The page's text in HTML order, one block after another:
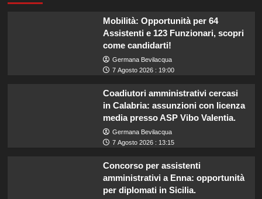
Mobilità: Opportunità per 64
Assistenti e 123 Funzionari, scopri
come candidarti!
Germana Bevilacqua
7 Agosto 2026 : 19:00
Coadiutori amministrativi cercasi
in Calabria: assunzioni con licenza
media presso ASP Vibo Valentia.
Germana Bevilacqua
7 Agosto 2026 : 13:15
Concorso per assistenti
amministrativi a Enna: opportunità
per diplomati in Sicilia.